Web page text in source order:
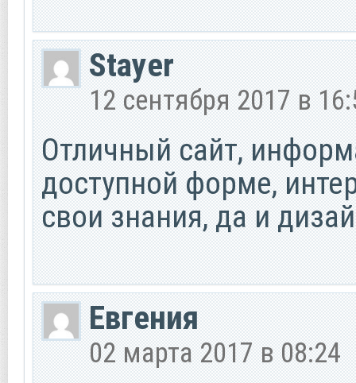
Stayer
12 сентября 2017 в
Отличный сайт,
доступной форме,
свои знания, да и
Евгения
02 марта 2017 в 08:24